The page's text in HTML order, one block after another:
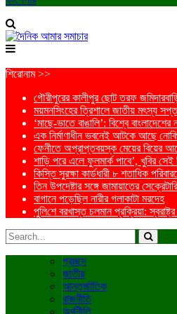
শিরোনাম >>
গৌরীপুরের কালীপুর ছোট তরফ
ময়মনসিংহের ত্রিশালে জাতীয় মৎস্য
‘মাছে-ভাতে বাঙালি’: বিশ্বে
এক নির্মাণাধীন ভবনেই আটকে আছে
ফেনীতে অপ্রাপ্তবয়স্ক মেয়ের বিয়ের
শাড়ি পরে এলে ফুলমার্ক পাবে’, খুবির
কিস্তি সুরক্ষা কার্ডধারী ৮ শতাধিক
তিন উপদেষ্টার সঙ্গে জামায়াতের
বাগানে পড়েছিল নারীর গলাকাটা মরদেহ
পু‌লি‌শে বরখাস্ত চলমান প্রক্রিয়া: স্বরাষ্ট্র
প্রচ্ছদ
জাতীয়
আন্তর্জাতিক
রাজনীতি
অর্থনীতি